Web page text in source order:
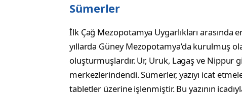
Sümerler
İlk Çağ Mezopotamya Uygarlıkları arasında
yıllarda Güney Mezopotamya’da kurulmuş
oluşturmuşlardır. Ur, Uruk, Lagaş ve
merkezlerindendi. Sümerler, yazıyı icat
tabletler üzerine işlenmiştir. Bu yazının